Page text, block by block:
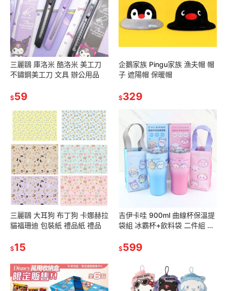
三麗鷗 庫洛米 酷洛米 美工刀
不鏽鋼美工刀 文具 辦公用品
$59
企鵝家族 Pingu家族 漁夫帽 帽
子 遮陽帽 保暖帽
$329
三麗鷗 大耳狗 布丁狗 卡娜赫拉
貓福珊迪 包裝紙 禮品紙 禮品
$15
吉伊卡哇 900ml 曲線杯保溫提
袋組 冰霸杯+飲料袋 二件組 冰
900ml
$599